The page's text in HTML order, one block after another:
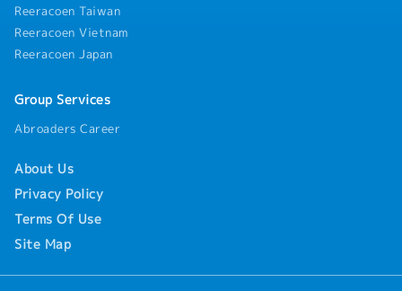
Reeracoen Taiwan
Reeracoen Vietnam
Reeracoen Japan
Group Services
Abroaders Career
About Us
Privacy Policy
Terms Of Use
Site Map